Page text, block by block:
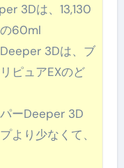
3Dは、13,130
60ml
3Dは、ブ
ピュアEXのど
ーDeeper 3D
より少なくて、